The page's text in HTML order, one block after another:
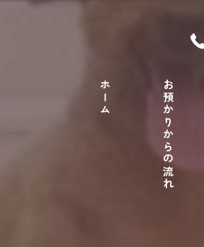
ホーム お預かりからの流れ